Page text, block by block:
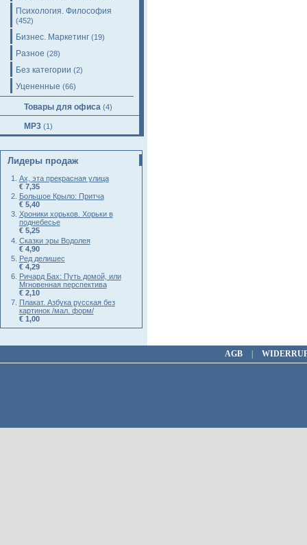
Психология. Философия
(452)
Бизнес. Маркетинг (19)
Разное (28)
Без категории (2)
Уцененные (66)
Товары для офиса (4)
MP3 (1)
Лидеры продаж
Ах, эта прекрасная улица
€ 7,35
Большое Крыло: Притча
€ 5,40
Хроники хорьков. Хорьки в
поднебесье
€ 5,25
Сказки эры Водолея
€ 4,90
Ред делишес
€ 4,29
Ричард Бах: Путь домой, или
Мгновенная перспектива
€ 2,10
Плакат. Азбука русская без
картинок /мал. форм/
€ 1,00
AGB